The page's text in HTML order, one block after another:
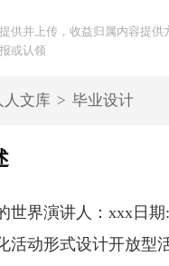
供并上传，收益归属内容提供
或认领
人文库 > 毕业设计
世界演讲人：xxx日
活动形式设计开放型